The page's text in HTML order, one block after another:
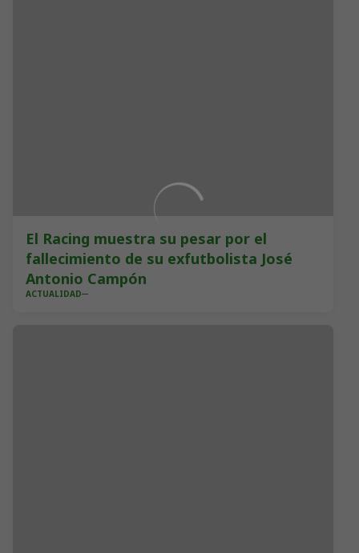
El Racing muestra su pesar por el
fallecimiento de su exfutbolista José
Antonio Campón
ACTUALIDAD